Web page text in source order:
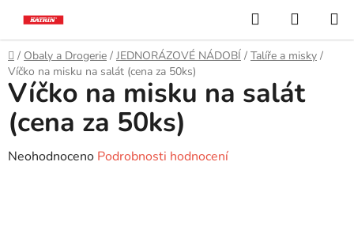
obsah
Hledat
KOŠÍK
Domů
/ Obaly a Drogerie / JEDNORÁZOVÉ NÁDOBÍ / Talíře a misky /
Víčko na misku na salát (cena za 50ks)
Víčko na misku na salát
(cena za 50ks)
Průměrné
Neohodnoceno Podrobnosti hodnocení